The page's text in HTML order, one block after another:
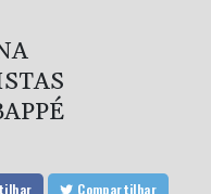
Compartilhar